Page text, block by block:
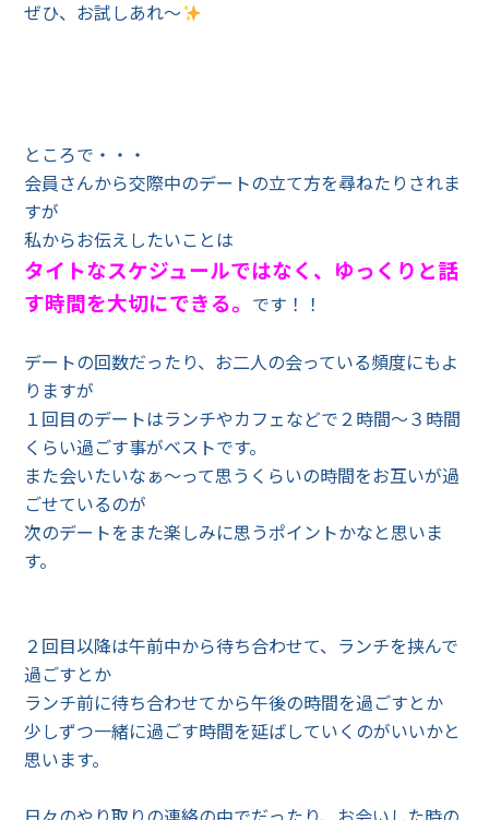
ぜひ、お試しあれ〜
ところで・・・
会員さんから交際中のデートの立て方を尋ねたりされま
すが
私からお伝えしたいことは
タイトなスケジュールではなく、ゆっくりと話
す時間を大切にできる。 です！！
デートの回数だったり、お二人の会っている頻度にもよ
りますが
１回目のデートはランチやカフェなどで２時間～３時間
くらい過ごす事がベストです。
また会いたいなぁ～って思うくらいの時間をお互いが過
ごせているのが
次のデートをまた楽しみに思うポイントかなと思いま
す。
２回目以降は午前中から待ち合わせて、ランチを挟んで
過ごすとか
ランチ前に待ち合わせてから午後の時間を過ごすとか
少しずつ一緒に過ごす時間を延ばしていくのがいいかと
思います。